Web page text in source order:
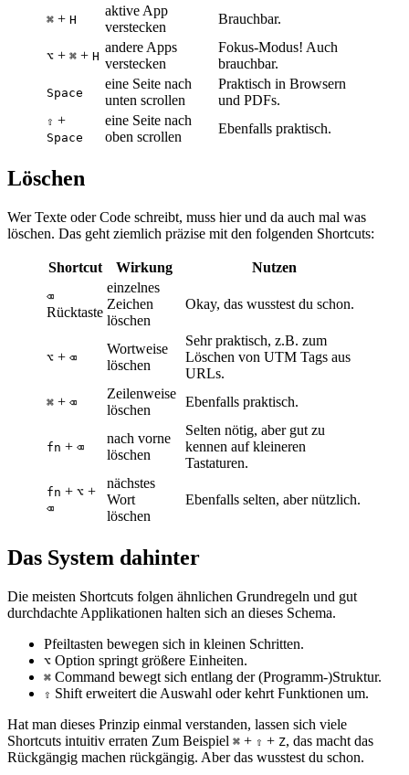
⌘ + H
aktive App
verstecken
Brauchbar.
⌥ + ⌘ + H
andere Apps
verstecken
Fokus-Modus! Auch
brauchbar.
Space
eine Seite nach
unten scrollen
Praktisch in Browsern
und PDFs.
⇧ +
Space
eine Seite nach
oben scrollen
Ebenfalls praktisch.
Löschen
Wer Texte oder Code schreibt, muss hier und da auch mal was
löschen. Das geht ziemlich präzise mit den folgenden Shortcuts:
Shortcut Wirkung Nutzen
⌫
Rücktaste
einzelnes
Zeichen
löschen
Okay, das wusstest du schon.
⌥ + ⌫
Wortweise
löschen
Sehr praktisch, z.B. zum
Löschen von UTM Tags aus
URLs.
⌘ + ⌫
Zeilenweise
löschen
Ebenfalls praktisch.
fn + ⌫
nach vorne
löschen
Selten nötig, aber gut zu
kennen auf kleineren
Tastaturen.
fn + ⌥ +
⌫
nächstes
Wort
löschen
Ebenfalls selten, aber nützlich.
Das System dahinter
Die meisten Shortcuts folgen ähnlichen Grundregeln und gut
durchdachte Applikationen halten sich an dieses Schema.
Pfeiltasten bewegen sich in kleinen Schritten.
⌥ Option springt größere Einheiten.
⌘ Command bewegt sich entlang der (Programm-)Struktur.
⇧ Shift erweitert die Auswahl oder kehrt Funktionen um.
Hat man dieses Prinzip einmal verstanden, lassen sich viele
Shortcuts intuitiv erraten Zum Beispiel ⌘ + ⇧ + Z, das macht das
Rückgängig machen rückgängig. Aber das wusstest du schon.